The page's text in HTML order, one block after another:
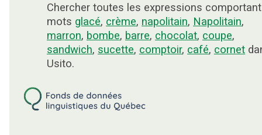
Chercher toutes les expressions
mots glacé, crème, napolitain, Napolitain,
marron, bombe, barre, chocolat, coupe,
sandwich, sucette, comptoir, café, cornet
Usito.